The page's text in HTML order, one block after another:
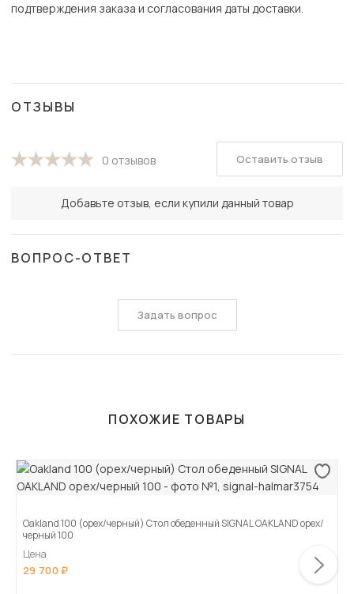
подтверждения заказа и согласования даты доставки.
ОТЗЫВЫ
0 отзывов
Добавьте отзыв, если купили данный товар
Оставить отзыв
ВОПРОС-ОТВЕТ
Задать вопрос
ПОХОЖИЕ ТОВАРЫ
Oakland 100 (орех/черный) Стол обеденный SIGNAL OAKLAND орех/
черный 100
Цена
29 700